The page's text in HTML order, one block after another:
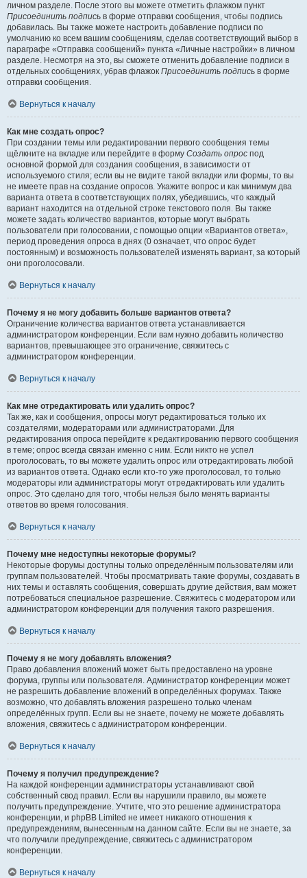
личном разделе. После этого вы можете отметить флажком пункт
Присоединить подпись в форме отправки сообщения, чтобы подпись
добавилась. Вы также можете настроить добавление подписи по
умолчанию ко всем вашим сообщениям, сделав соответствующий выбор в
параграфе «Отправка сообщений» пункта «Личные настройки» в личном
разделе. Несмотря на это, вы сможете отменить добавление подписи в
отдельных сообщениях, убрав флажок Присоединить подпись в форме
отправки сообщения.
Вернуться к началу
Как мне создать опрос?
При создании темы или редактировании первого сообщения темы
щёлкните на вкладке или перейдите в форму Создать опрос под
основной формой для создания сообщения, в зависимости от
используемого стиля; если вы не видите такой вкладки или формы, то вы
не имеете прав на создание опросов. Укажите вопрос и как минимум два
варианта ответа в соответствующих полях, убедившись, что каждый
вариант находится на отдельной строке текстового поля. Вы также
можете задать количество вариантов, которые могут выбрать
пользователи при голосовании, с помощью опции «Вариантов ответа»,
период проведения опроса в днях (0 означает, что опрос будет
постоянным) и возможность пользователей изменять вариант, за который
они проголосовали.
Вернуться к началу
Почему я не могу добавить больше вариантов ответа?
Ограничение количества вариантов ответа устанавливается
администратором конференции. Если вам нужно добавить количество
вариантов, превышающее это ограничение, свяжитесь с
администратором конференции.
Вернуться к началу
Как мне отредактировать или удалить опрос?
Так же, как и сообщения, опросы могут редактироваться только их
создателями, модераторами или администраторами. Для
редактирования опроса перейдите к редактированию первого сообщения
в теме; опрос всегда связан именно с ним. Если никто не успел
проголосовать, то вы можете удалить опрос или отредактировать любой
из вариантов ответа. Однако если кто-то уже проголосовал, то только
модераторы или администраторы могут отредактировать или удалить
опрос. Это сделано для того, чтобы нельзя было менять варианты
ответов во время голосования.
Вернуться к началу
Почему мне недоступны некоторые форумы?
Некоторые форумы доступны только определённым пользователям или
группам пользователей. Чтобы просматривать такие форумы, создавать в
них темы и оставлять сообщения, совершать другие действия, вам может
потребоваться специальное разрешение. Свяжитесь с модератором или
администратором конференции для получения такого разрешения.
Вернуться к началу
Почему я не могу добавлять вложения?
Право добавления вложений может быть предоставлено на уровне
форума, группы или пользователя. Администратор конференции может
не разрешить добавление вложений в определённых форумах. Также
возможно, что добавлять вложения разрешено только членам
определённых групп. Если вы не знаете, почему не можете добавлять
вложения, свяжитесь с администратором конференции.
Вернуться к началу
Почему я получил предупреждение?
На каждой конференции администраторы устанавливают свой
собственный свод правил. Если вы нарушили правило, вы можете
получить предупреждение. Учтите, что это решение администратора
конференции, и phpBB Limited не имеет никакого отношения к
предупреждениям, вынесенным на данном сайте. Если вы не знаете, за
что получили предупреждение, свяжитесь с администратором
конференции.
Вернуться к началу